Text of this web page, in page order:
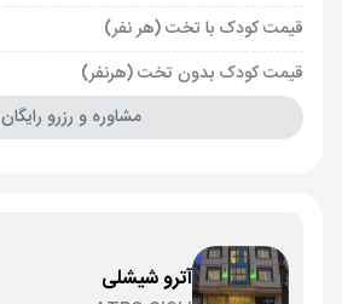
قیمت کودک با تخت (هر نفر)
قیمت کودک بدون تخت (هرنفر)
مشاوره و رزرو رایگان
آترو شیشلی